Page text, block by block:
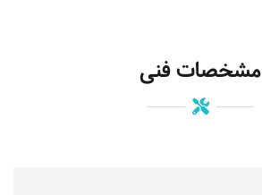
مشخصات فنی